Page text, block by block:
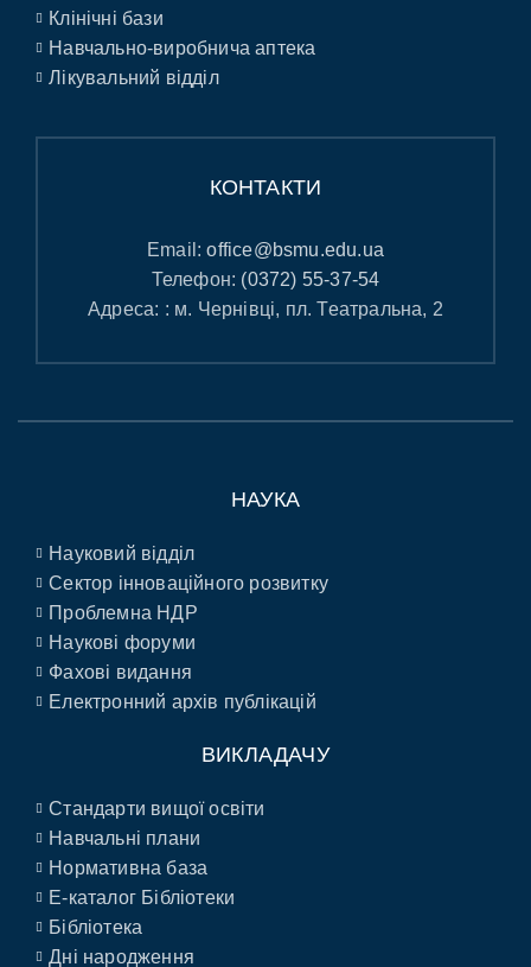
Клінічні бази
Навчально-виробнича аптека
Лікувальний відділ
КОНТАКТИ
Email:office@bsmu.edu.ua
Телефон: (0372) 55-37-54
Адреса: : м. Чернівці, пл. Театральна, 2
НАУКА
Науковий відділ
Сектор інноваційного розвитку
Проблемна НДР
Наукові форуми
Фахові видання
Електронний архів публікацій
ВИКЛАДАЧУ
Стандарти вищої освіти
Навчальні плани
Нормативна база
E-каталог Бібліотеки
Бібліотека
Дні народження